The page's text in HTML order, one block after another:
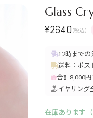
Glass
¥2640 (税込)
12時までの
送料：ポス
合計8,000
イヤリング
在庫あります（